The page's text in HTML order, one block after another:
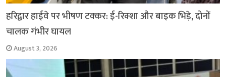
हरिद्वार हाईवे पर भीषण टक्कर: ई-रिक्शा और बाइक भिड़े, दोनों
चालक गंभीर घायल
August 3, 2026